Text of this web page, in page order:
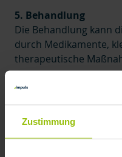
Zustimmung
5. Behandlung
Die Behandlung kann
durch Medikamente,
therapeutische
6. Nachsorge und ggf.
Falls notwendig,
oder weitere
Heilungsverlauf zu